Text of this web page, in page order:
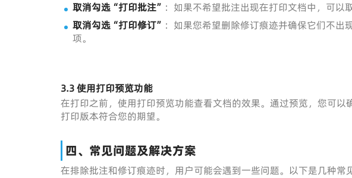
取消勾选“打印批注” ：如果不希望批注出现在打印文档中，可以
取消勾选“打印修订” ：如果您希望删除修订痕迹并确保它们不出
项。
3.3 使用打印预览功能
在打印之前，使用打印预览功能查看文档的效果。通过预览，您可以
打印版本符合您的期望。
四、常见问题及解决方案
在排除批注和修订痕迹时，用户可能会遇到一些问题。以下是几种常